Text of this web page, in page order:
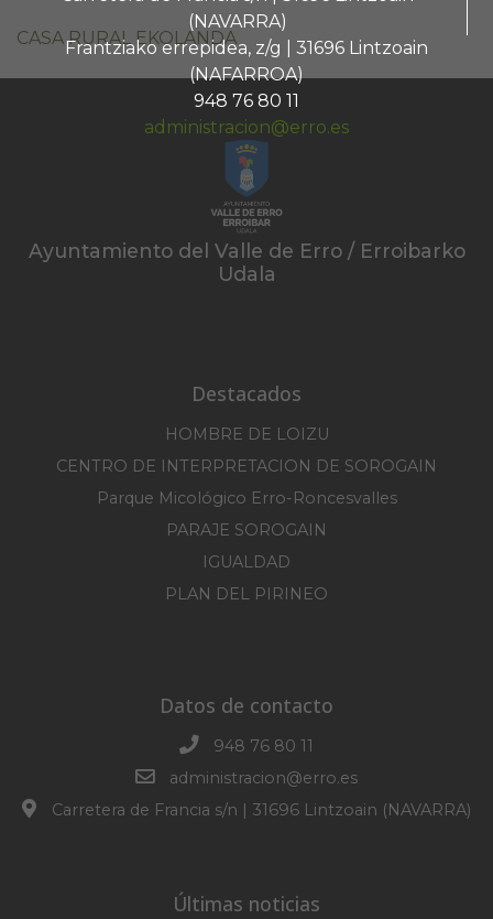
(NAVARRA)
Frantziako errepidea, z/g | 31696 Lintzoain
(NAFARROA)
948 76 80 11
administracion@erro.es
CASA RURAL EKOLANDA
Ayuntamiento del Valle de Erro / Erroibarko
Udala
Destacados
HOMBRE DE LOIZU
CENTRO DE INTERPRETACION DE SOROGAIN
Parque Micológico Erro-Roncesvalles
PARAJE SOROGAIN
IGUALDAD
PLAN DEL PIRINEO
Datos de contacto
948 76 80 11
administracion@erro.es
Carretera de Francia s/n | 31696 Lintzoain (NAVARRA)
Últimas noticias